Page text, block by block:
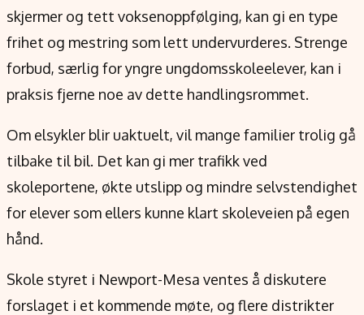
skjermer og tett voksenoppfølging, kan gi en type
frihet og mestring som lett undervurderes. Strenge
forbud, særlig for yngre ungdomsskoleelever, kan i
praksis fjerne noe av dette handlingsrommet.
Om elsykler blir uaktuelt, vil mange familier trolig gå
tilbake til bil. Det kan gi mer trafikk ved
skoleportene, økte utslipp og mindre selvstendighet
for elever som ellers kunne klart skoleveien på egen
hånd.
Skole styret i Newport-Mesa ventes å diskutere
forslaget i et kommende møte, og flere distrikter